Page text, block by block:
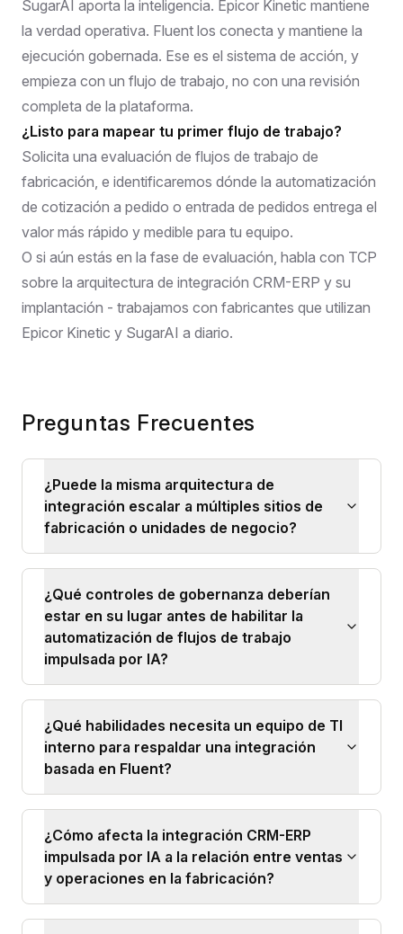
SugarAI aporta la inteligencia. Epicor Kinetic mantiene
la verdad operativa. Fluent los conecta y mantiene la
ejecución gobernada. Ese es el sistema de acción, y
empieza con un flujo de trabajo, no con una revisión
completa de la plataforma.
¿Listo para mapear tu primer flujo de trabajo?
Solicita una evaluación de flujos de trabajo de
fabricación, e identificaremos dónde la automatización
de cotización a pedido o entrada de pedidos entrega el
valor más rápido y medible para tu equipo.
O si aún estás en la fase de evaluación, habla con TCP
sobre la arquitectura de integración CRM-ERP y su
implantación - trabajamos con fabricantes que utilizan
Epicor Kinetic y SugarAI a diario.
Preguntas Frecuentes
¿Puede la misma arquitectura de
integración escalar a múltiples sitios de
fabricación o unidades de negocio?
¿Qué controles de gobernanza deberían
estar en su lugar antes de habilitar la
automatización de flujos de trabajo
impulsada por IA?
¿Qué habilidades necesita un equipo de TI
interno para respaldar una integración
basada en Fluent?
¿Cómo afecta la integración CRM-ERP
impulsada por IA a la relación entre ventas
y operaciones en la fabricación?